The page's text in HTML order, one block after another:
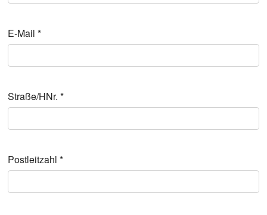
E‑Mail *
Straße/HNr. *
Post­leit­zahl *